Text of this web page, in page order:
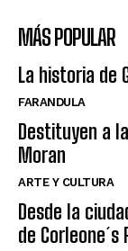
MÁS POPULAR
La historia de
FARANDULA
Destituyen a
Moran
ARTE Y CULTURA
Desde la
de Corleone´s